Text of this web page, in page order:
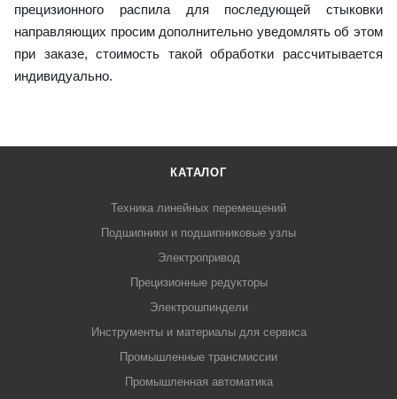
прецизионного распила для последующей стыковки
направляющих просим дополнительно уведомлять об этом
при заказе, стоимость такой обработки рассчитывается
индивидуально.
КАТАЛОГ
Техника линейных перемещений
Подшипники и подшипниковые узлы
Электропривод
Прецизионные редукторы
Электрошпиндели
Инструменты и материалы для сервиса
Промышленные трансмиссии
Промышленная автоматика